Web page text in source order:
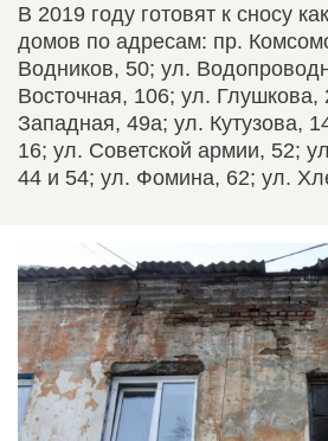
В 2019 году готовят к сносу
домов по адресам: пр.
Водников, 50; ул.
Восточная, 106; ул. Глушкова,
Западная, 49а; ул. Кутузова,
16; ул. Советской армии, 52;
44 и 54; ул. Фомина, 62; ул.